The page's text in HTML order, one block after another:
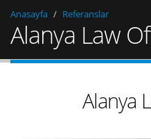
Anasayfa Referanslar
Alanya Law
Alanya